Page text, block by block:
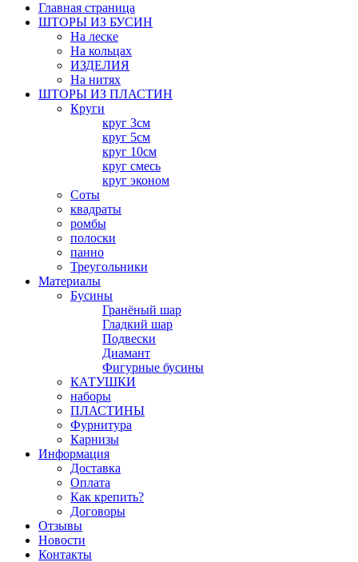
Главная страница
ШТОРЫ ИЗ БУСИН
На леске
На кольцах
ИЗДЕЛИЯ
На нитях
ШТОРЫ ИЗ ПЛАСТИН
Круги
круг 3см
круг 5см
круг 10см
круг смесь
круг эконом
Соты
квадраты
ромбы
полоски
панно
Треугольники
Материалы
Бусины
Гранёный шар
Гладкий шар
Подвески
Диамант
Фигурные бусины
КАТУШКИ
наборы
ПЛАСТИНЫ
Фурнитура
Карнизы
Информация
Доставка
Оплата
Как крепить?
Договоры
Отзывы
Новости
Контакты